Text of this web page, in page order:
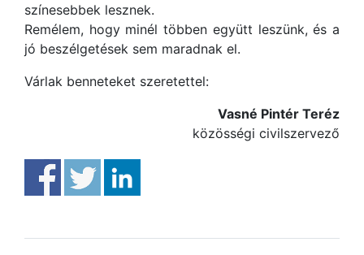
színesebbek lesznek.
Remélem, hogy minél többen együtt leszünk, és a
jó beszélgetések sem maradnak el.
Várlak benneteket szeretettel:
Vasné Pintér Teréz
közösségi civilszervező